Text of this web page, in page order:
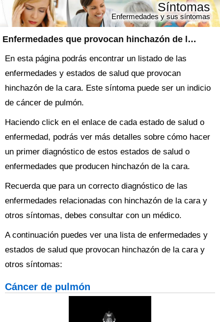
Enfermedades que provocan hinchazón de la cara
Síntomas
Enfermedades y sus síntomas
En esta página podrás encontrar un listado de las
enfermedades y estados de salud que provocan
hinchazón de la cara. Este síntoma puede ser un indicio
de cáncer de pulmón.
Haciendo click en el enlace de cada estado de salud o
enfermedad, podrás ver más detalles sobre cómo hacer
un primer diagnóstico de estos estados de salud o
enfermedades que producen hinchazón de la cara.
Recuerda que para un correcto diagnóstico de las
enfermedades relacionadas con hinchazón de la cara y
otros síntomas, debes consultar con un médico.
A continuación puedes ver una lista de enfermedades y
estados de salud que provocan hinchazón de la cara y
otros síntomas:
Cáncer de pulmón